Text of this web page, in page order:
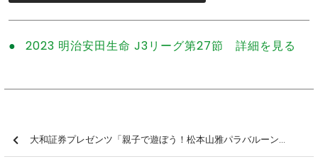
2023 明治安田生命 J3リーグ第27節 詳細を見る
大和証券プレゼンツ「親子で遊ぼう！松本山雅パラバルーン&ふれあいサッカー」を開催しました【報告】